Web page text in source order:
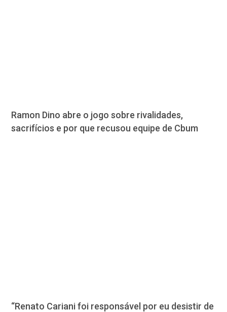
Ramon Dino abre o jogo sobre rivalidades,
sacrifícios e por que recusou equipe de Cbum
“Renato Cariani foi responsável por eu desistir de